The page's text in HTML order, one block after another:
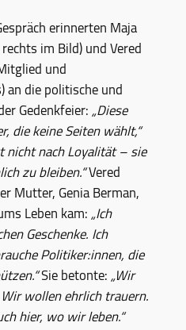
erinnerten Maja
im Bild) und Vered
und
die politische und
Gedenkfeier:„Diese
die keine Seiten wählt,“
nicht nach Loyalität – sie
zu bleiben.“Vered
Mutter, Genia Berman,
Leben kam:„Ich
Geschenke. Ich
Politiker:innen, die
Sie betonte:„Wir
wollen ehrlich trauern.
hier, wo wir leben.“